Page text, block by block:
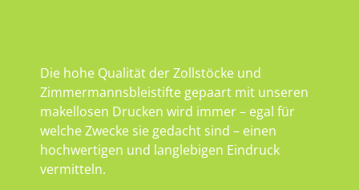
Die hohe Qualität der Zollstöcke und
Zimmermannsbleistifte gepaart mit unseren
makellosen Drucken wird immer – egal für
welche Zwecke sie gedacht sind – einen
hochwertigen und langlebigen Eindruck
vermitteln.